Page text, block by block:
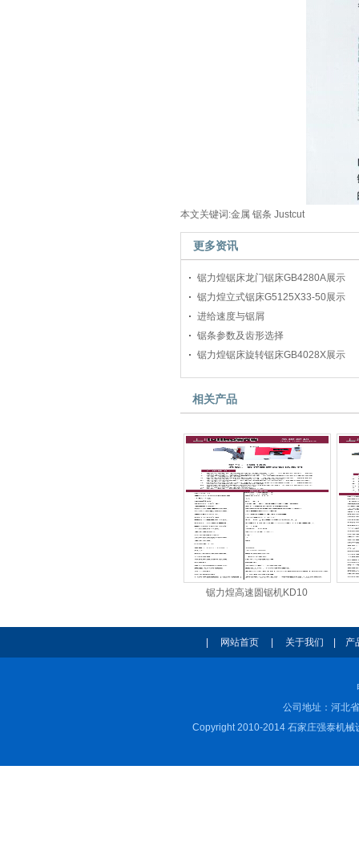
本文关键词:金属 锯条 Justcut
更多资讯
锯力煌锯床龙门锯床GB4280A展示
锯力煌立式锯床G5125X33-50展示
进给速度与锯屑
锯条参数及齿形选择
锯力煌锯床旋转锯床GB4028X展示
相关产品
锯力煌高速圆锯机KD10
网站首页| 关于我们 产
公司地址：河北
Copyright 2010-2014 石家庄强泰机